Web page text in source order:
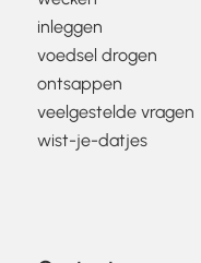
inleggen
voedsel drogen
ontsappen
veelgestelde vragen
wist-je-datjes